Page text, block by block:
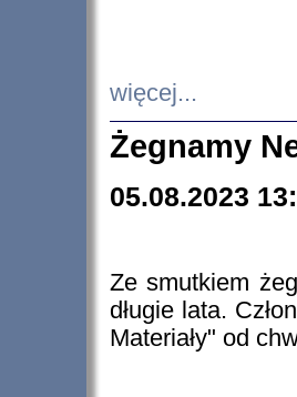
więcej...
Żegnamy
05.08.2023
Ze smutkiem
długie lata.
Materiały" od